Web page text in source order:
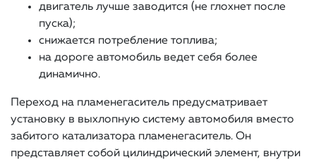
двигатель лучше заводится (не глохнет после
пуска);
снижается потребление топлива;
на дороге автомобиль ведет себя более
динамично.
Переход на пламенегаситель предусматривает
установку в выхлопную систему автомобиля вместо
забитого катализатора пламенегаситель. Он
представляет собой цилиндрический элемент, внутри